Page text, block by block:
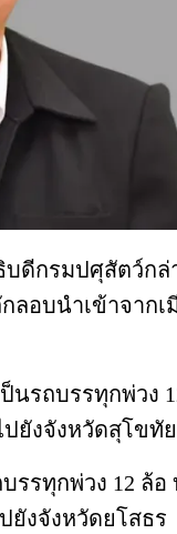
บดีกรมปศุสัตว์กล่
ลอบนำเข้าจา
นรถบรรทุกพ่วง
ยังจังหวัดสุโขทัย
บรรทุกพ่วง 12
ยังจังหวัดยโสธร